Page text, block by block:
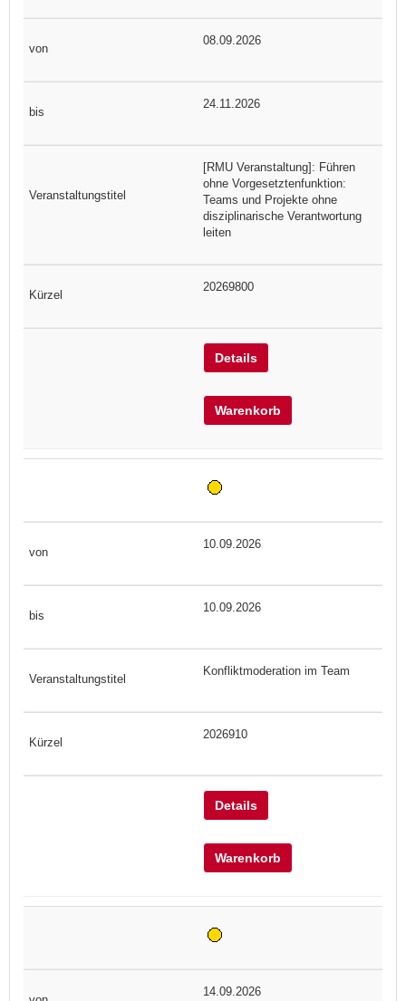
08.09.2026
24.11.2026
[RMU Veranstaltung]: Führen
ohne Vorgesetztenfunktion:
Teams und Projekte ohne
disziplinarische Verantwortung
leiten
20269800
Details
Warenkorb
10.09.2026
10.09.2026
Konfliktmoderation im Team
2026910
Details
Warenkorb
14.09.2026